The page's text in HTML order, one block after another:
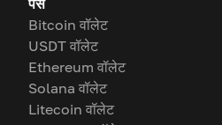
पर्स
Bitcoin वॉलेट
USDT वॉलेट
Ethereum वॉलेट
Solana वॉलेट
Litecoin वॉलेट